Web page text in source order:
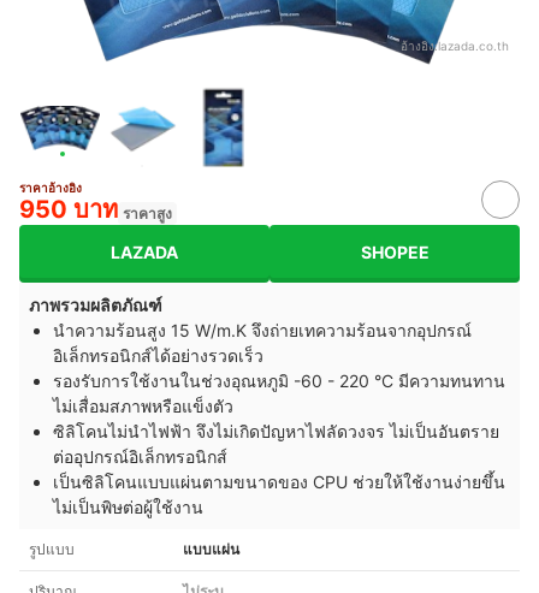
อ้างอิง:lazada.co.th
ราคาอ้างอิง
950 บาท ราคาสูง
LAZADA SHOPEE
ภาพรวมผลิตภัณฑ์
นำความร้อนสูง 15 W/m.K จึงถ่ายเทความร้อนจากอุปกรณ์
อิเล็กทรอนิกส์ได้อย่างรวดเร็ว
รองรับการใช้งานในช่วงอุณหภูมิ -60 - 220 °C มีความทนทาน
ไม่เสื่อมสภาพหรือแข็งตัว
ซิลิโคนไม่นำไฟฟ้า จึงไม่เกิดปัญหาไฟลัดวงจร ไม่เป็นอันตราย
ต่ออุปกรณ์อิเล็กทรอนิกส์
เป็นซิลิโคนแบบแผ่นตามขนาดของ CPU ช่วยให้ใช้งานง่ายขึ้น
ไม่เป็นพิษต่อผู้ใช้งาน
รูปแบบ แบบแผ่น